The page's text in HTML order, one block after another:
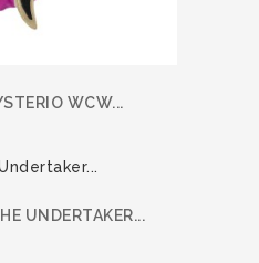
WCW...
UNDERTAKER...